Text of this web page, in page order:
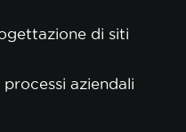
di siti
aziendali